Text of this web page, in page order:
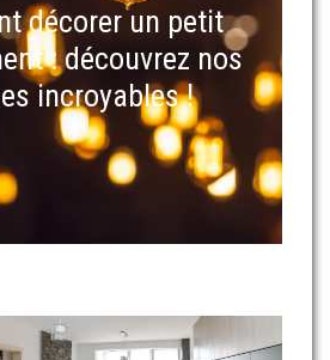
décorer un petit
: découvrez nos
incroyables !